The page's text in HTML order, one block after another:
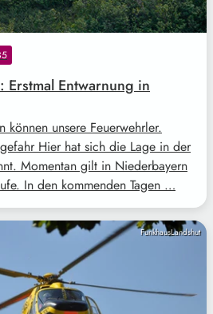
Entwarnung in
können unsere Feuerwehrler.
Hier hat sich die Lage in der
Momentan gilt in Niederbayern
In den kommenden Tagen …
FunkhausLandshut